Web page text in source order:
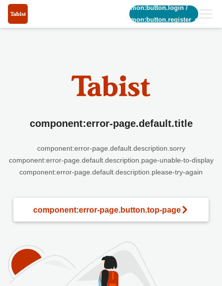
common:button.login/
common:button.register_short
component:error-page.default.title
component:error-page.default.description.sorry
component:error-page.default.description.page-unable-to-display
component:error-page.default.description.please-try-again
component:error-page.button.top-page